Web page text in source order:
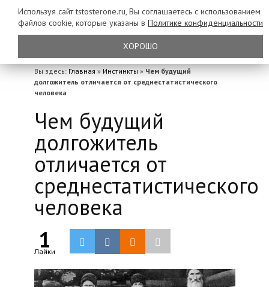
Вы здесь: Главная » Инстинкты » Чем будущий
долгожитель отличается от среднестатистического
человека
Чем будущий
долгожитель
отличается от
среднестатистического
человека
1
Лайки
Используя сайт tstosterone.ru, Вы соглашаетесь с использованием
файлов cookie, которые указаны в Политике конфиденциальности
ХОРОШО